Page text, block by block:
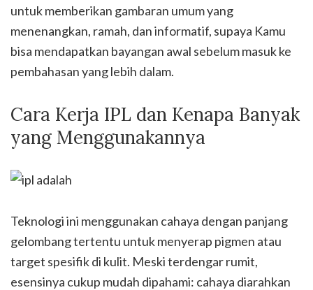
untuk memberikan gambaran umum yang
menenangkan, ramah, dan informatif, supaya Kamu
bisa mendapatkan bayangan awal sebelum masuk ke
pembahasan yang lebih dalam.
Cara Kerja IPL dan Kenapa Banyak
yang Menggunakannya
Teknologi ini menggunakan cahaya dengan panjang
gelombang tertentu untuk menyerap pigmen atau
target spesifik di kulit. Meski terdengar rumit,
esensinya cukup mudah dipahami: cahaya diarahkan